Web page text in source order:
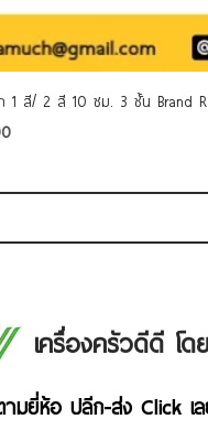
1 สี/ 2 สี 10 ซม. 3 ชั้น Brand
เครื่องครัวดีดี โด
มยี่ห้อ ปลีก-ส่ง Click เ